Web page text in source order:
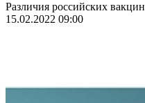
Различия российских вакцин
15.02.2022 09:00